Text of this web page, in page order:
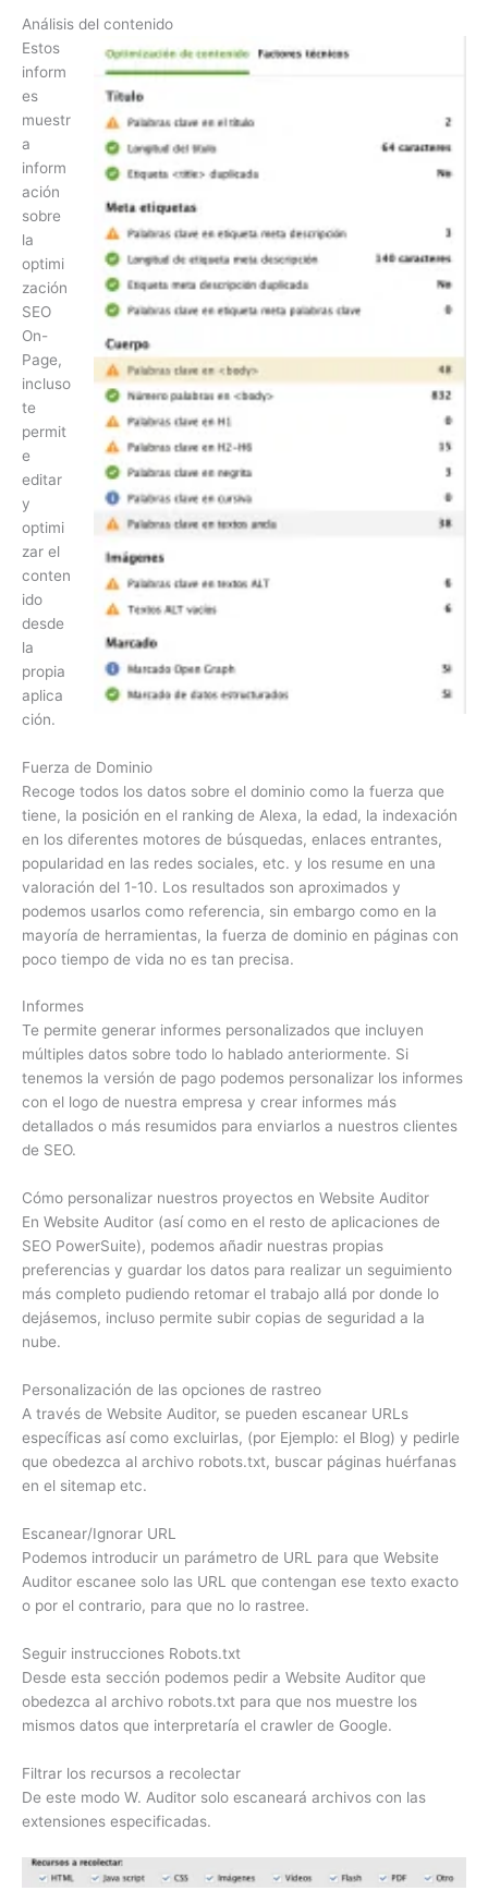
Análisis del contenido
Estos
inform
es
muestr
a
inform
ación
sobre
la
optimi
zación
SEO
On-
Page,
incluso
te
permit
e
editar
y
optimi
zar el
conten
ido
desde
la
propia
aplica
ción.
Fuerza de Dominio
Recoge todos los datos sobre el dominio como la fuerza que
tiene, la posición en el ranking de Alexa, la edad, la indexación
en los diferentes motores de búsquedas, enlaces entrantes,
popularidad en las redes sociales, etc. y los resume en una
valoración del 1-10. Los resultados son aproximados y
podemos usarlos como referencia, sin embargo como en la
mayoría de herramientas, la fuerza de dominio en páginas con
poco tiempo de vida no es tan precisa.
Informes
Te permite generar informes personalizados que incluyen
múltiples datos sobre todo lo hablado anteriormente. Si
tenemos la versión de pago podemos personalizar los informes
con el logo de nuestra empresa y crear informes más
detallados o más resumidos para enviarlos a nuestros clientes
de SEO.
Cómo personalizar nuestros proyectos en Website Auditor
En Website Auditor (así como en el resto de aplicaciones de
SEO PowerSuite), podemos añadir nuestras propias
preferencias y guardar los datos para realizar un seguimiento
más completo pudiendo retomar el trabajo allá por donde lo
dejásemos, incluso permite subir copias de seguridad a la
nube.
Personalización de las opciones de rastreo
A través de Website Auditor, se pueden escanear URLs
específicas así como excluirlas, (por Ejemplo: el Blog) y pedirle
que obedezca al archivo robots.txt, buscar páginas huérfanas
en el sitemap etc.
Escanear/Ignorar URL
Podemos introducir un parámetro de URL para que Website
Auditor escanee solo las URL que contengan ese texto exacto
o por el contrario, para que no lo rastree.
Seguir instrucciones Robots.txt
Desde esta sección podemos pedir a Website Auditor que
obedezca al archivo robots.txt para que nos muestre los
mismos datos que interpretaría el crawler de Google.
Filtrar los recursos a recolectar
De este modo W. Auditor solo escaneará archivos con las
extensiones especificadas.